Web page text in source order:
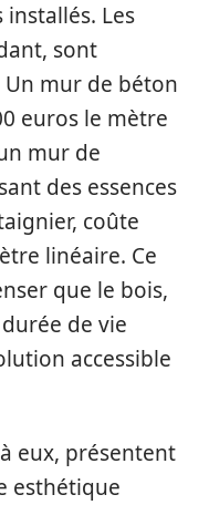
Les
sont
mur de béton
euros le mètre
mur de
des essences
coûte
linéaire. Ce
que le bois,
de vie
accessible
eux, présentent
esthétique